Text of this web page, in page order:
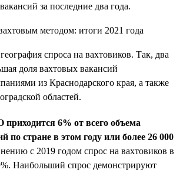
за последние два года.
спроса на вахтовиков. Так, два
доля вахтовых вакансий
из Краснодарского края, а также
областей.
6% от всего объема
по стране в этом году или более 26 000
с 2019 годом спрос на вахтовиков в
Наибольший спрос демонстрируют